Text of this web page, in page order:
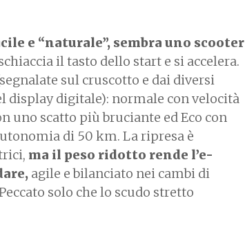
e “naturale”, sembra uno scooter
il tasto dello start e si accelera.
sul cruscotto e dai diversi
display digitale): normale con velocità
uno scatto più bruciante ed Eco con
di 50 km. La ripresa è
ma il peso ridotto rende l’e-
agile e bilanciato nei cambi di
solo che lo scudo stretto